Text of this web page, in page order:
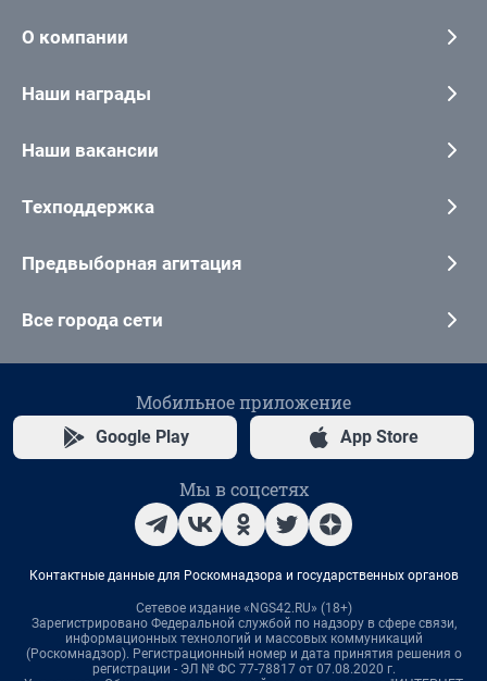
О компании
Наши награды
Наши вакансии
Техподдержка
Предвыборная агитация
Все города сети
Мобильное приложение
Google Play App Store
Мы в соцсетях
Контактные данные для Роскомнадзора и государственных органов
Сетевое издание «NGS42.RU» (18+)
Зарегистрировано Федеральной службой по надзору в сфере связи,
информационных технологий и массовых коммуникаций
(Роскомнадзор). Регистрационный номер и дата принятия решения о
регистрации - ЭЛ № ФС 77-78817 от 07.08.2020 г.